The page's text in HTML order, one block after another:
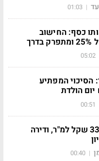
|
01:03
כסף: החישוב
05:02
הסיכוי המפתיע
הולדת
00:51
רמת יוסף: 33,700 שקל למ"ר, ודירה
|
00:40